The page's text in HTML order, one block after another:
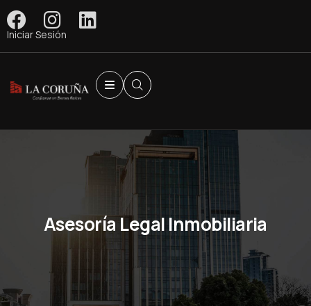
Iniciar Sesión
Asesoría Legal Inmobiliaria